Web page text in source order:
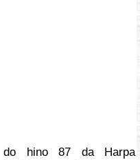
do hino 87 da Harpa